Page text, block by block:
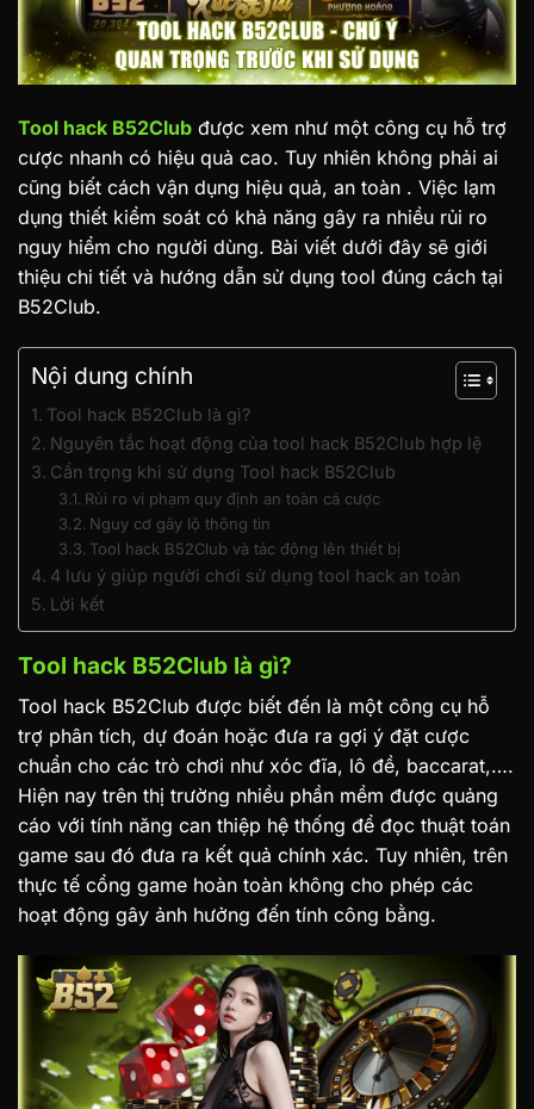
Tool hack B52Club được xem như một công cụ hỗ trợ
cược nhanh có hiệu quả cao. Tuy nhiên không phải ai
cũng biết cách vận dụng hiệu quả, an toàn . Việc lạm
dụng thiết kiểm soát có khả năng gây ra nhiều rủi ro
nguy hiểm cho người dùng. Bài viết dưới đây sẽ giới
thiệu chi tiết và hướng dẫn sử dụng tool đúng cách tại
B52Club.
Nội dung chính
Tool hack B52Club là gì?
Nguyên tắc hoạt động của tool hack B52Club hợp lệ
Cẩn trọng khi sử dụng Tool hack B52Club
Rủi ro vi phạm quy định an toàn cá cược
Nguy cơ gây lộ thông tin
Tool hack B52Club và tác động lên thiết bị
4 lưu ý giúp người chơi sử dụng tool hack an toàn
Lời kết
Tool hack B52Club là gì?
Tool hack B52Club được biết đến là một công cụ hỗ
trợ phân tích, dự đoán hoặc đưa ra gợi ý đặt cược
chuẩn cho các trò chơi như xóc đĩa, lô đề, baccarat,….
Hiện nay trên thị trường nhiều phần mềm được quảng
cáo với tính năng can thiệp hệ thống để đọc thuật toán
game sau đó đưa ra kết quả chính xác. Tuy nhiên, trên
thực tế cổng game hoàn toàn không cho phép các
hoạt động gây ảnh hưởng đến tính công bằng.